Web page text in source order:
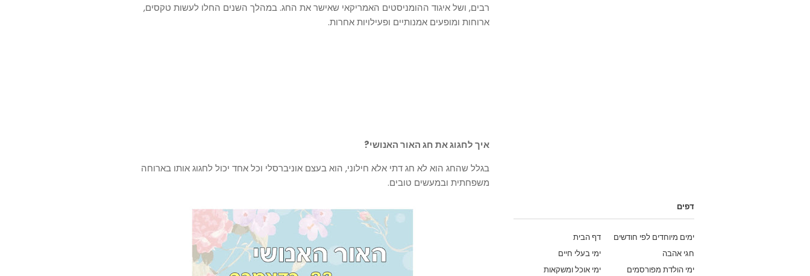
רבים, ושל איגוד ההומניסטים האמריקאי שאישר את החג. במהלך השנים החלו לעשות טקסים,
ארוחות ומופעים אמנותיים ופעילויות אחרות.
איך לחגוג את חג האור האנושי?
בגלל שהחג הוא לא חג דתי אלא חילוני, הוא בעצם אוניברסלי וכל אחד יכול לחגוג אותו בארוחה
משפחתית ובמעשים טובים.
דפים
דף הבית
ימים מיוחדים לפי חודשים
ימי בעלי חיים
חגי אהבה
ימי אוכל ומשקאות
ימי הולדת מפורסמים